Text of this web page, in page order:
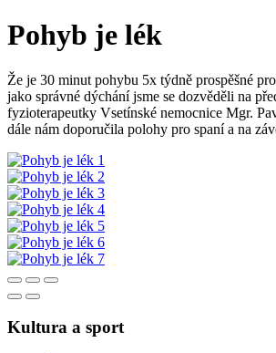
Pohyb je lék
Že je 30 minut pohybu 5x týdně prospěšné
jako správné dýchání jsme se dozvěděli na
fyzioterapeutky Vsetínské nemocnice Mgr.
dále nám doporučila polohy pro spaní a na
Kultura a sport